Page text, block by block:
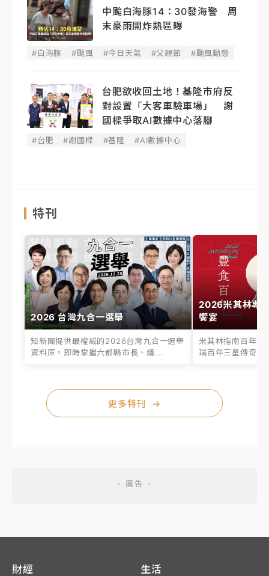
中颱白海豚14：30發海警 周
末豪雨開炸熱區曝
#白海豚 #颱風 #今日天氣 #父親節 #颱風動態
台肥欲收回土地！基隆市府反
對設置「大客車驗車場」 謝
國樑爭取AI數據中心落腳
#台肥 #謝國樑 #基隆 #AI數據中心
特刊
2026 台灣九合一選舉
知新聞提供最權威的2026台灣九合一選舉
資料庫。即時掌握六都縣市長、議...
2026米其林專
饗宴
米其林指南百年之
瑞百年三星傳奇、
更多特刊 →
財經 生活